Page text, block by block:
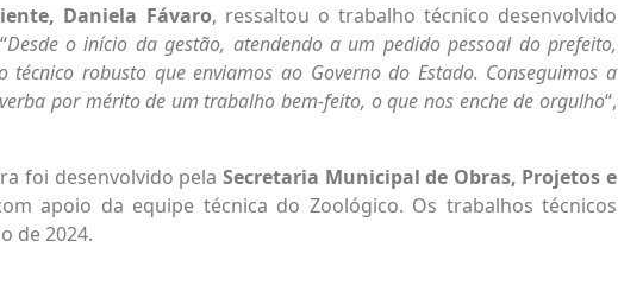
Daniela Fávaro, ressaltou o trabalho técnico desenvolvido
Desde o início da gestão, atendendo a um pedido pessoal do prefeito,
robusto que enviamos ao Governo do Estado. Conseguimos a
por mérito de um trabalho bem-feito, o que nos enche de orgulho“,
foi desenvolvido pela Secretaria Municipal de Obras, Projetos e
apoio da equipe técnica do Zoológico. Os trabalhos técnicos
de 2024.